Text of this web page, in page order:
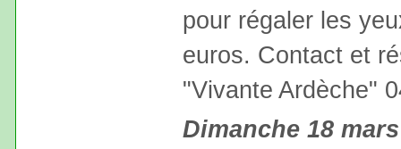
pour régaler les
euros. Contact et
"Vivante Ardèche"
Dimanche 18 mars